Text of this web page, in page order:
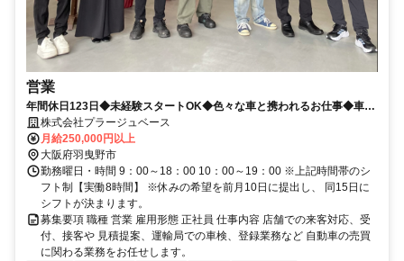
営業
年間休日123日◆未経験スタートOK◆色々な車と携われるお仕事◆車好
きな方大歓迎◆マイカー通勤可能◎
株式会社プラージュベース
月給250,000円以上
大阪府羽曳野市
勤務曜日・時間 9：00～18：00 10：00～19：00 ※上記時間帯のシ
フト制【実働8時間】 ※休みの希望を前月10日に提出し、 同15日に
シフトが決まります。
募集要項 職種 営業 雇用形態 正社員 仕事内容 店舗での来客対応、受
付、接客や 見積提案、運輸局での車検、登録業務など 自動車の売買
に関わる業務をお任せします。